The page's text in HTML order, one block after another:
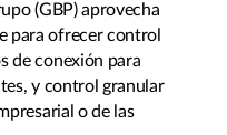
(GBP) aprovecha
para ofrecer control
de conexión para
y control granular
o de las